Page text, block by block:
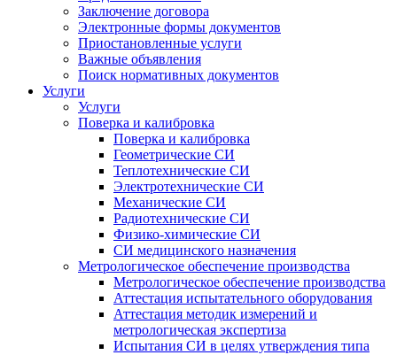
Заключение договора
Электронные формы документов
Приостановленные услуги
Важные объявления
Поиск нормативных документов
Услуги
Услуги
Поверка и калибровка
Поверка и калибровка
Геометрические СИ
Теплотехнические СИ
Электротехнические СИ
Механические СИ
Радиотехнические СИ
Физико-химические СИ
СИ медицинского назначения
Метрологическое обеспечение производства
Метрологическое обеспечение производства
Аттестация испытательного оборудования
Аттестация методик измерений и
метрологическая экспертиза
Испытания СИ в целях утверждения типа